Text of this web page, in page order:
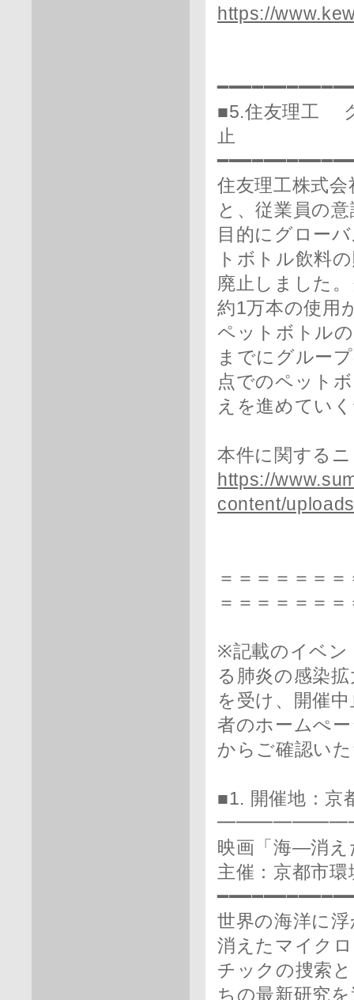
https://
■5.住友理工
止
住友理工株式
と、従業員の
目的にグロー
トボトル飲料
廃止しました
約1万本の使用
ペットボトル
までにグルー
点でのペット
えを進めてい
本件に関する
https://
content/
＝＝＝＝＝＝
＝＝＝＝＝＝＝
※記載のイベン
る肺炎の感染
を受け、開催
者のホームぺ
からご確認い
■1. 開催地：京
映画「海―消え
主催：京都市
世界の海洋に
消えたマイク
チックの捜索
ちの最新研究